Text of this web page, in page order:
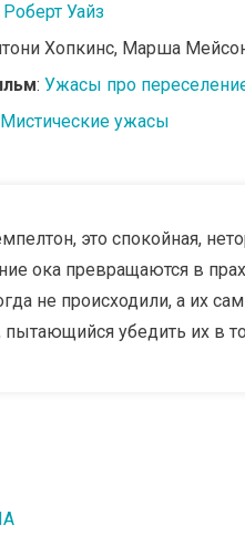
Роберт Уайз
Хопкинс, Марша
: Ужасы про
Мистические ужасы
это спокойная,
ока превращаются в
не происходили, а их
убедить их в